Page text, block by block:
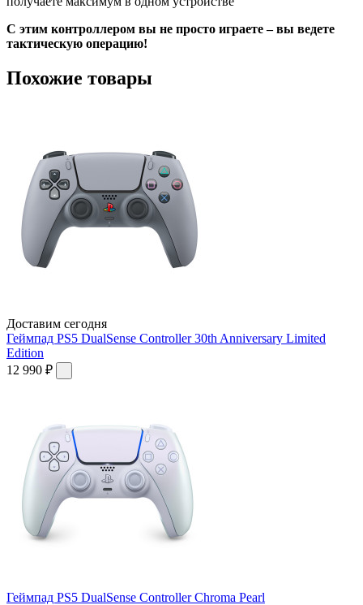
С этим контроллером вы не просто играете – вы ведете
тактическую операцию!
Похожие товары
Доставим сегодня
Геймпад PS5 DualSense Controller 30th Anniversary Limited
Edition
12 990 ₽
Геймпад PS5 DualSense Controller Chroma Pearl